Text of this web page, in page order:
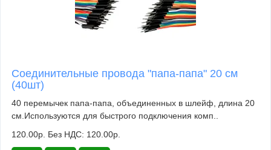
Соединительные провода "папа-папа" 20 см
(40шт)
40 перемычек папа-папа, объединенных в шлейф, длина 20
см.Используются для быстрого подключения комп..
120.00р. Без НДС: 120.00р.